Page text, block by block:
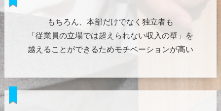
もちろん、本部だけでなく独立者も
「従業員の立場では超えられない収入の壁」を
越えることができるためモチベーションが高い